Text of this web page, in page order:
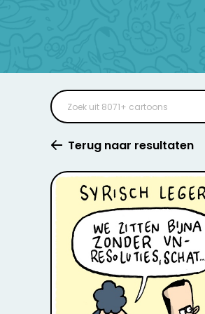
Terug naar resultaten